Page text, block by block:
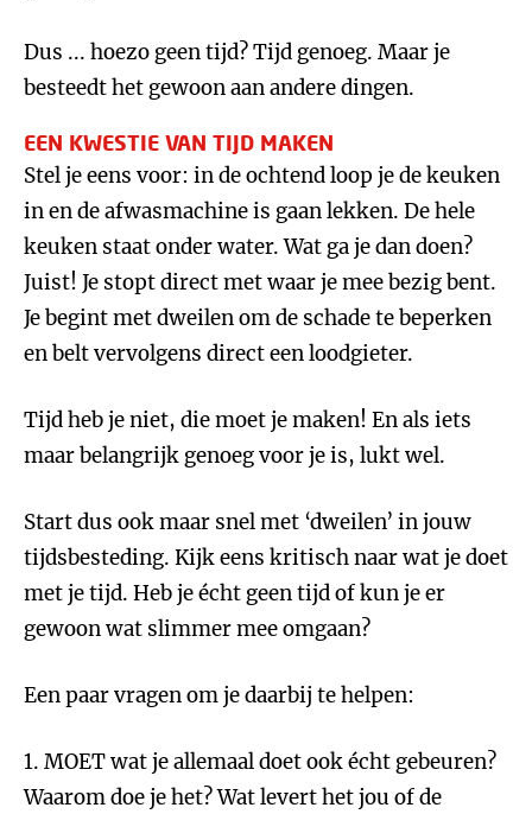
Dus ... hoezo geen tijd? Tijd genoeg. Maar je
besteedt het gewoon aan andere dingen.
EEN KWESTIE VAN TIJD MAKEN
Stel je eens voor: in de ochtend loop je de keuken
in en de afwasmachine is gaan lekken. De hele
keuken staat onder water. Wat ga je dan doen?
Juist! Je stopt direct met waar je mee bezig bent.
Je begint met dweilen om de schade te beperken
en belt vervolgens direct een loodgieter.
Tijd heb je niet, die moet je maken! En als iets
maar belangrijk genoeg voor je is, lukt wel.
Start dus ook maar snel met ‘dweilen’ in jouw
tijdsbesteding. Kijk eens kritisch naar wat je doet
met je tijd. Heb je écht geen tijd of kun je er
gewoon wat slimmer mee omgaan?
Een paar vragen om je daarbij te helpen:
1. MOET wat je allemaal doet ook écht gebeuren?
Waarom doe je het? Wat levert het jou of de